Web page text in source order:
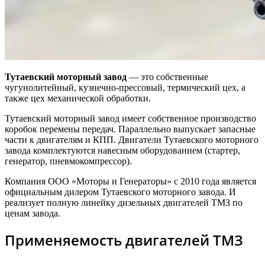
Тутаевский моторный завод — это собственные
чугунолитейный, кузнечно-прессовый, термический цех, а
также цех механической обработки.
Тутаевский моторный завод имеет собственное производство
коробок перемены передач. Параллельно выпускает запасные
части к двигателям и КПП. Двигатели Тутаевского моторного
завода комплектуются навесным оборудованием (стартер,
генератор, пневмокомпрессор).
Компания ООО «Моторы и Генераторы» с 2010 года является
официальным дилером Тутаевского моторного завода. И
реализует полную линейку дизельных двигателей ТМЗ по
ценам завода.
Применяемость двигателей ТМЗ​